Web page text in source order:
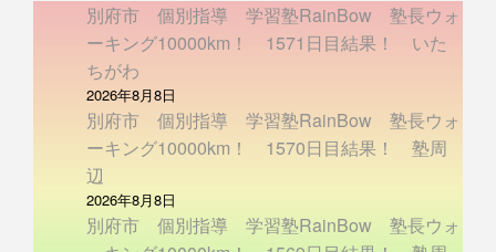
別府市 個別指導 学習塾RainBow 塾長ウォ
ーキング10000km！ 1571日目結果！ いた
ちがわ
2026年8月8日
別府市 個別指導 学習塾RainBow 塾長ウォ
ーキング10000km！ 1570日目結果！ 塾周
辺
2026年8月8日
別府市 個別指導 学習塾RainBow 塾長ウォ